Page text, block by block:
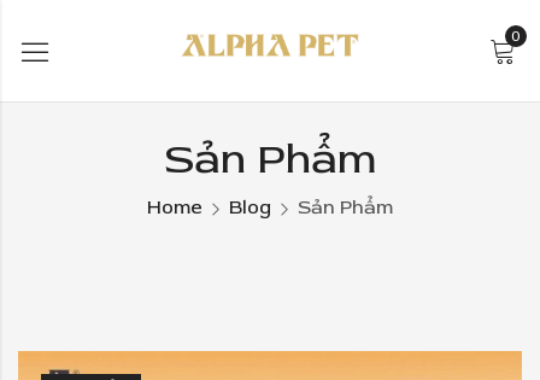
0
Sản Phẩm
Home Blog Sản Phẩm